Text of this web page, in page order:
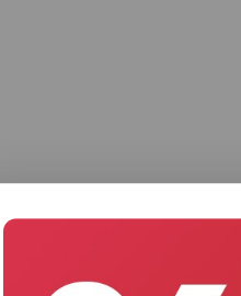
elsőként az akciókról,